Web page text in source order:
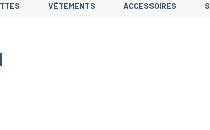
VÊTEMENTS ACCESSOIRES